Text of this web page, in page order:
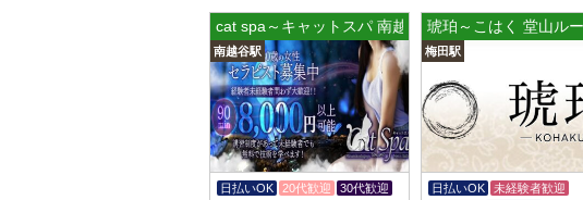
cat spa～キャットスパ 南越谷ルーム
南越谷駅
日払いOK 20代歓迎
30代歓迎
琥珀～こはく 堂山ル
梅田駅
日払いOK
未経験者歓迎